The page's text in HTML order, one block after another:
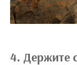
4. Держите